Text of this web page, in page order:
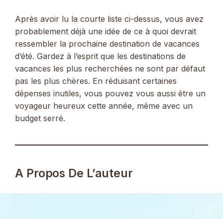
Après avoir lu la courte liste ci-dessus, vous avez
probablement déjà une idée de ce à quoi devrait
ressembler la prochaine destination de vacances
d’été. Gardez à l’esprit que les destinations de
vacances les plus recherchées ne sont par défaut
pas les plus chères. En réduisant certaines
dépenses inutiles, vous pouvez vous aussi être un
voyageur heureux cette année, même avec un
budget serré.
A Propos De L’auteur